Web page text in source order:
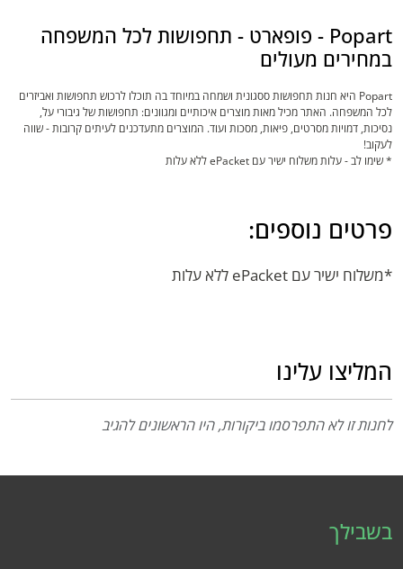
Popart - פופארט - תחפושות לכל המשפחה
במחירים מעולים
Popart היא חנות תחפושות ססגונית ושמחה במיוחד בה תוכלו לרכוש תחפושות ואביזרים
לכל המשפחה. האתר מכיל מאות מוצרים איכותיים ומגוונים: תחפושות של גיבורי על,
נסיכות, דמויות מסרטים, פיאות, מסכות ועוד. המוצרים מתעדכנים לעיתים קרובות - שווה
לעקוב!
* שימו לב - עלות משלוח ישיר עם ePacket ללא עלות
פרטים נוספים:
*משלוח ישיר עם ePacket ללא עלות
המליצו עלינו
לחנות זו לא התפרסמו ביקורות, היו הראשונים להגיב
בשבילך